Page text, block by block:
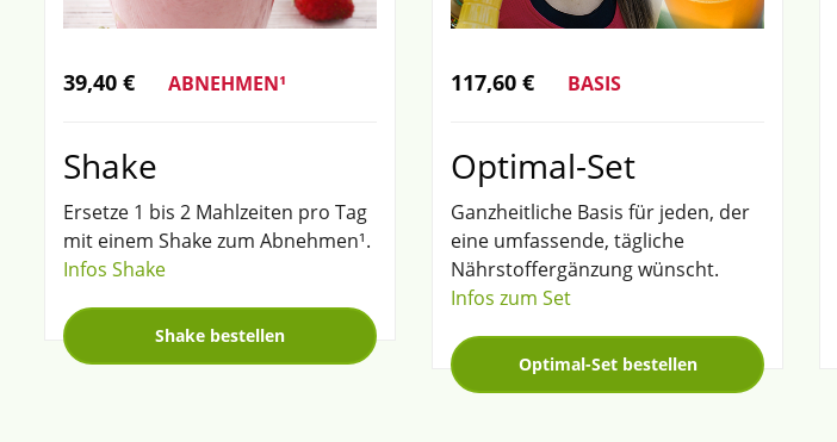
39,40 € ABNEHMEN¹
Shake
Ersetze 1 bis 2 Mahlzeiten pro Tag
mit einem Shake zum Abnehmen¹.
Infos Shake
Shake bestellen
117,60 € BASIS
Optimal-Set
Ganzheitliche Basis für jeden, der
eine umfassende, tägliche
Nährstoffergänzung wünscht.
Infos zum Set
Optimal-Set bestellen